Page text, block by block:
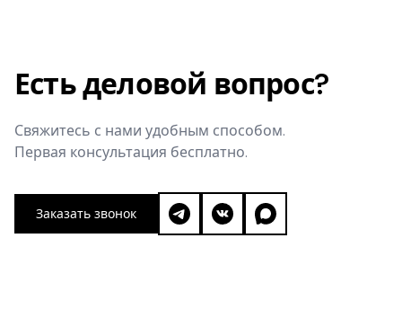
Есть деловой вопрос?
Свяжитесь с нами удобным способом.
Первая консультация бесплатно.
Заказать звонок